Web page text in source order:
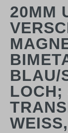
20MM
BLAU/
LOCH;